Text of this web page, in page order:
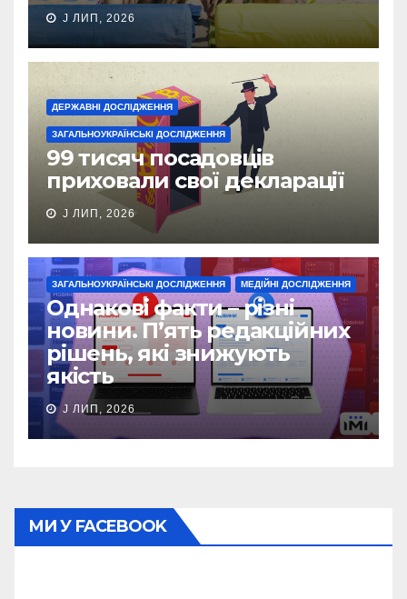
J ЛИП, 2026
ДЕРЖАВНІ ДОСЛІДЖЕННЯ
ЗАГАЛЬНОУКРАЇНСЬКІ ДОСЛІДЖЕННЯ
99 тисяч посадовців
приховали свої декларації
J ЛИП, 2026
ЗАГАЛЬНОУКРАЇНСЬКІ ДОСЛІДЖЕННЯ МЕДІЙНІ ДОСЛІДЖЕННЯ
Однакові факти – різні
новини. П’ять редакційних
рішень, які знижують
якість
J ЛИП, 2026
МИ У FACEBOOK